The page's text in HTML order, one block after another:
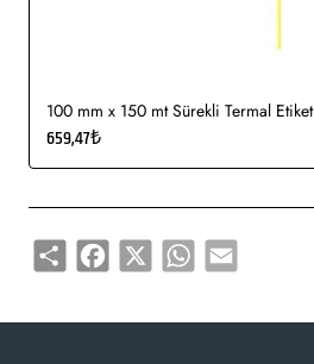
100 mm x 150 mt Sürekli Termal Etiket
659,47₺
Share Facebook
X WhatsApp
Email